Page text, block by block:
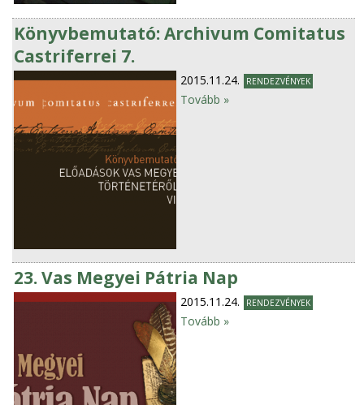
Könyvbemutató: Archivum Comitatus
Castriferrei 7.
2015.11.24. RENDEZVÉNYEK
Tovább »
23. Vas Megyei Pátria Nap
2015.11.24. RENDEZVÉNYEK
Tovább »